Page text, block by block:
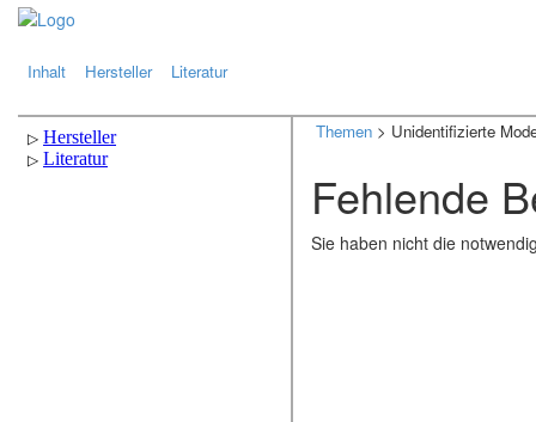
Inhalt Hersteller Literatur
Themen > Unidentifizierte
Fehlende
Sie haben nicht die